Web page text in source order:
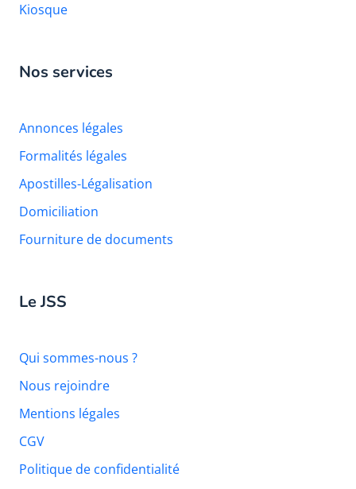
Kiosque
Nos services
Annonces légales
Formalités légales
Apostilles-Légalisation
Domiciliation
Fourniture de documents
Le JSS
Qui sommes-nous ?
Nous rejoindre
Mentions légales
CGV
Politique de confidentialité